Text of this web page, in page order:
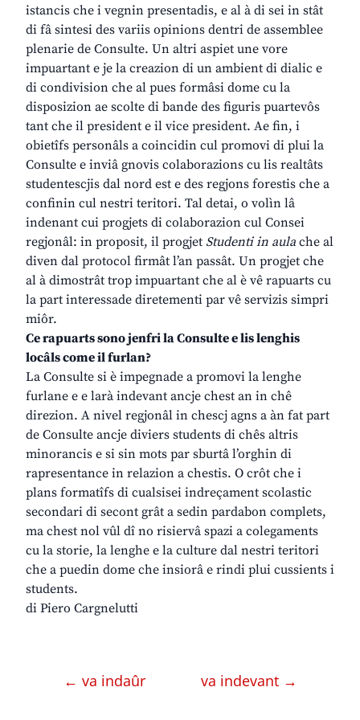
istancis che i vegnin presentadis, e al à di sei in stât
di fâ sintesi des variis opinions dentri de assemblee
plenarie de Consulte. Un altri aspiet une vore
impuartant e je la creazion di un ambient di dialic e
di condivision che al pues formâsi dome cu la
disposizion ae scolte di bande des figuris puartevôs
tant che il president e il vice president. Ae fin, i
obietîfs personâls a coincidin cul promovi di plui la
Consulte e inviâ gnovis colaborazions cu lis realtâts
studentescjis dal nord est e des regjons forestis che a
confinin cul nestri teritori. Tal detai, o volìn lâ
indenant cui progjets di colaborazion cul Consei
regjonâl: in proposit, il progjet Studenti in aula che al
diven dal protocol firmât l’an passât. Un progjet che
al à dimostrât trop impuartant che al è vê rapuarts cu
la part interessade diretementi par vê servizis simpri
miôr.
Ce rapuarts sono jenfri la Consulte e lis lenghis
locâls come il furlan?
La Consulte si è impegnade a promovi la lenghe
furlane e e larà indevant ancje chest an in chê
direzion. A nivel regjonâl in chescj agns a àn fat part
de Consulte ancje diviers students di chês altris
minorancis e si sin mots par sburtâ l’orghin di
rapresentance in relazion a chestis. O crôt che i
plans formatîfs di cualsisei indreçament scolastic
secondari di secont grât a sedin pardabon complets,
ma chest nol vûl dî no risiervâ spazi a colegaments
cu la storie, la lenghe e la culture dal nestri teritori
che a puedin dome che insiorâ e rindi plui cussients i
students.
di Piero Cargnelutti
← va indaûr va indevant →